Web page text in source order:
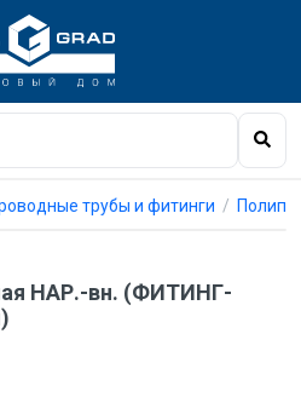
трубы и фитинги
НАР.-вн. (ФИТИНГ-